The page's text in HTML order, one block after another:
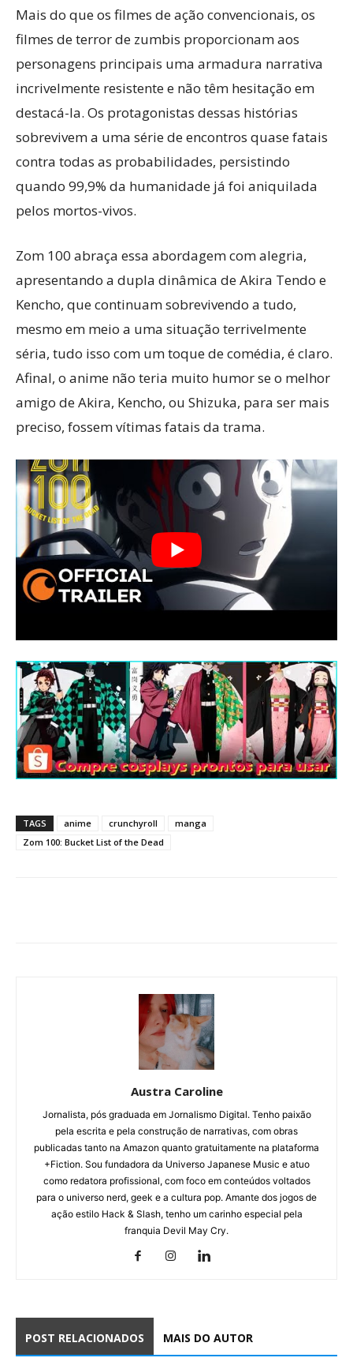
Mais do que os filmes de ação convencionais, os
filmes de terror de zumbis proporcionam aos
personagens principais uma armadura narrativa
incrivelmente resistente e não têm hesitação em
destacá-la. Os protagonistas dessas histórias
sobrevivem a uma série de encontros quase fatais
contra todas as probabilidades, persistindo
quando 99,9% da humanidade já foi aniquilada
pelos mortos-vivos.
Zom 100 abraça essa abordagem com alegria,
apresentando a dupla dinâmica de Akira Tendo e
Kencho, que continuam sobrevivendo a tudo,
mesmo em meio a uma situação terrivelmente
séria, tudo isso com um toque de comédia, é claro.
Afinal, o anime não teria muito humor se o melhor
amigo de Akira, Kencho, ou Shizuka, para ser mais
preciso, fossem vítimas fatais da trama.
TAGS anime crunchyroll
manga
Zom 100: Bucket List of the Dead
Austra Caroline
Jornalista, pós graduada em Jornalismo Digital. Tenho paixão
pela escrita e pela construção de narrativas, com obras
publicadas tanto na Amazon quanto gratuitamente na plataforma
+Fiction. Sou fundadora da Universo Japanese Music e atuo
como redatora profissional, com foco em conteúdos voltados
para o universo nerd, geek e a cultura pop. Amante dos jogos de
ação estilo Hack & Slash, tenho um carinho especial pela
franquia Devil May Cry.
POST RELACIONADOS MAIS DO AUTOR